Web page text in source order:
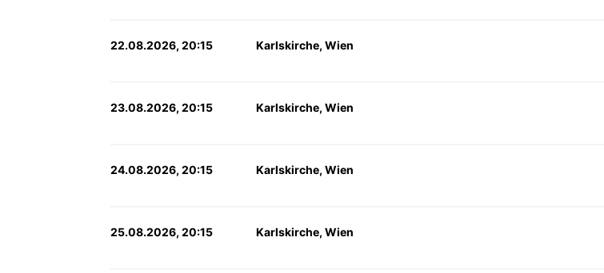
22.08.2026, 20:15 Karlskirche, Wien
23.08.2026, 20:15 Karlskirche, Wien
24.08.2026, 20:15 Karlskirche, Wien
25.08.2026, 20:15 Karlskirche, Wien